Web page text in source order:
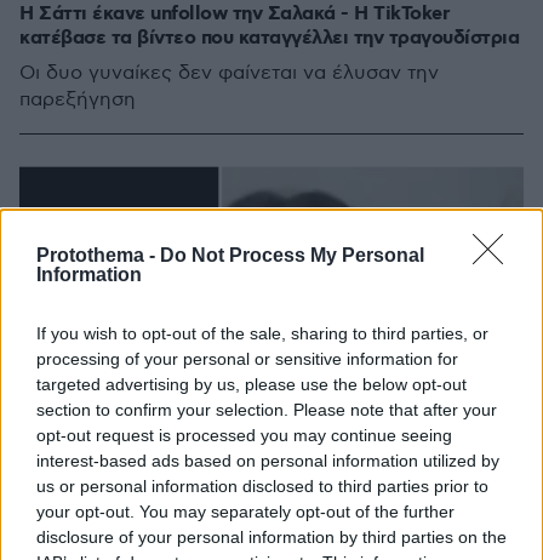
Protothema - Do Not Process My Personal
Information
If you wish to opt-out of the sale, sharing to third parties, or
processing of your personal or sensitive information for
targeted advertising by us, please use the below opt-out
section to confirm your selection. Please note that after your
opt-out request is processed you may continue seeing
interest-based ads based on personal information utilized by
us or personal information disclosed to third parties prior to
your opt-out. You may separately opt-out of the further
disclosure of your personal information by third parties on the
Η Σάττι έκανε unfollow την Σαλακά - Η TikToker
κατέβασε τα βίντεο που καταγγέλλει την τραγουδίστρια
Οι δυο γυναίκες δεν φαίνεται να έλυσαν την
παρεξήγηση